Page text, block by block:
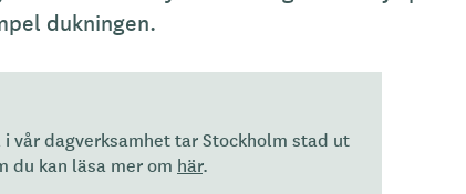
dukningen.
vår dagverksamhet tar Stockholm stad ut
du kan läsa mer om här.